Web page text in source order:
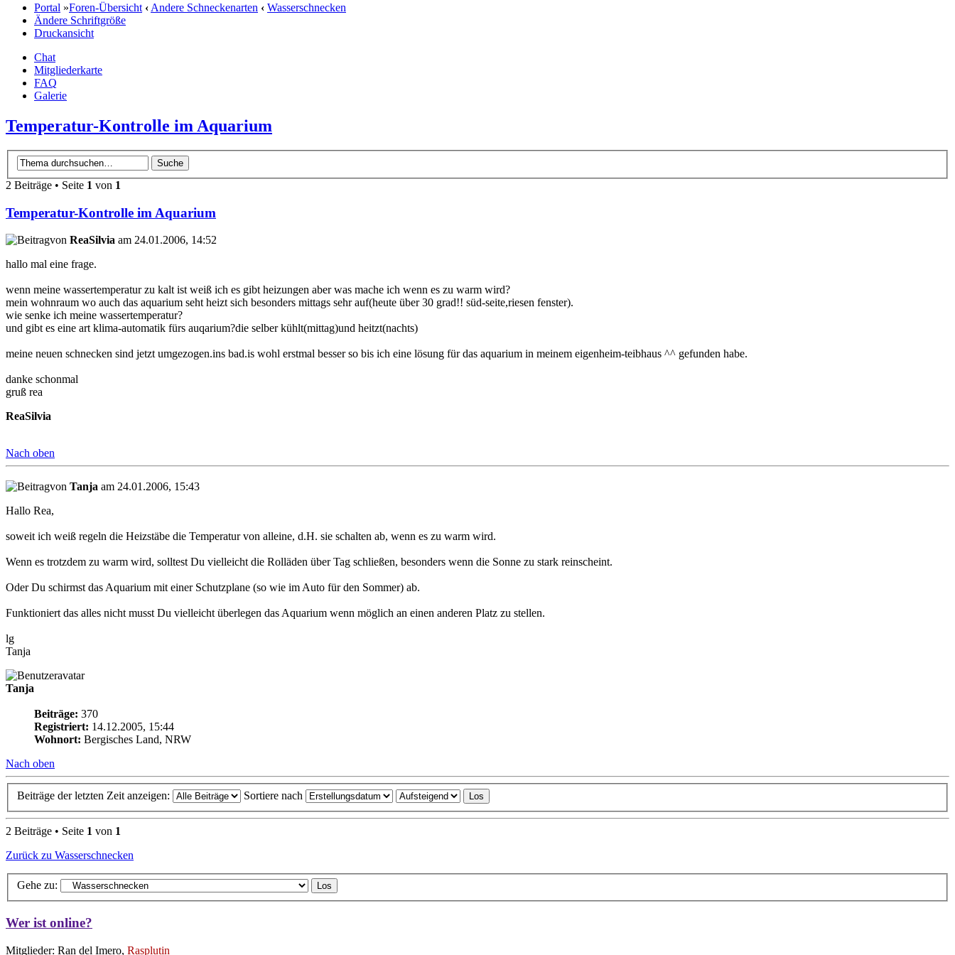
Portal »Foren-Übersicht ‹Andere Schneckenarten ‹ Wasserschnecken
Ändere Schriftgröße
Druckansicht
Chat
Mitgliederkarte
FAQ
Galerie
Temperatur-Kontrolle im Aquarium
2 Beiträge • Seite 1 von 1
Temperatur-Kontrolle im Aquarium
von ReaSilvia am 24.01.2006, 14:52
hallo mal eine frage.
wenn meine wassertemperatur zu kalt ist weiß ich es gibt heizungen aber was mache ich wenn es zu warm wird?
mein wohnraum wo auch das aquarium seht heizt sich besonders mittags sehr auf(heute über 30 grad!! süd-seite,riesen fenster).
wie senke ich meine wassertemperatur?
und gibt es eine art klima-automatik fürs auqarium?die selber kühlt(mittag)und heitzt(nachts)
meine neuen schnecken sind jetzt umgezogen.ins bad.is wohl erstmal besser so bis ich eine lösung für das aquarium in meinem eigenheim-teibhaus ^^ gefunden habe.
danke schonmal
gruß rea
ReaSilvia
Nach oben
von Tanja am 24.01.2006, 15:43
Hallo Rea,
soweit ich weiß regeln die Heizstäbe die Temperatur von alleine, d.H. sie schalten ab, wenn es zu warm wird.
Wenn es trotzdem zu warm wird, solltest Du vielleicht die Rolläden über Tag schließen, besonders wenn die Sonne zu stark reinscheint.
Oder Du schirmst das Aquarium mit einer Schutzplane (so wie im Auto für den Sommer) ab.
Funktioniert das alles nicht musst Du vielleicht überlegen das Aquarium wenn möglich an einen anderen Platz zu stellen.
lg
Tanja
Tanja
Beiträge: 370
Registriert: 14.12.2005, 15:44
Wohnort: Bergisches Land, NRW
Nach oben
Beiträge der letzten Zeit anzeigen: Sortiere nach
2 Beiträge • Seite 1 von 1
Zurück zu Wasserschnecken
Gehe zu:
Wer ist online?
Mitglieder: Ran del Imero, Rasplutin